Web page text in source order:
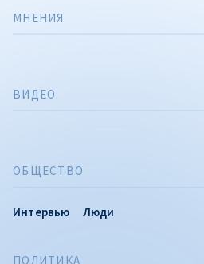
ПОЛИТИКА
ОБЩЕСТВО
Интервью Люди
МНЕНИЯ
ВИДЕО